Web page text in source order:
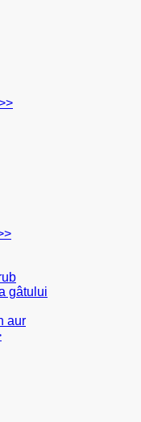
gâtului
aur